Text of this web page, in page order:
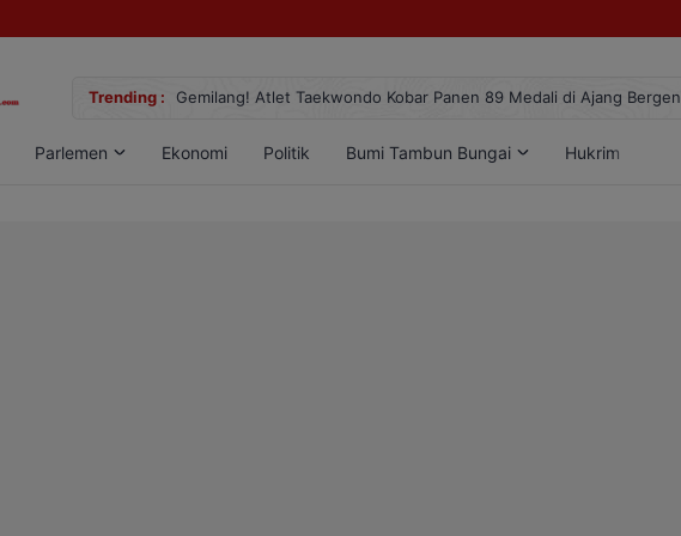
Trending : Gemilang! Atlet Taekwondo Kobar Panen 89 Medali di Ajang
Parlemen Ekonomi Politik Bumi Tambun Bungai Hukrim